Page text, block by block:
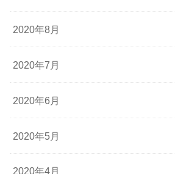
2020年8月
2020年7月
2020年6月
2020年5月
2020年4月